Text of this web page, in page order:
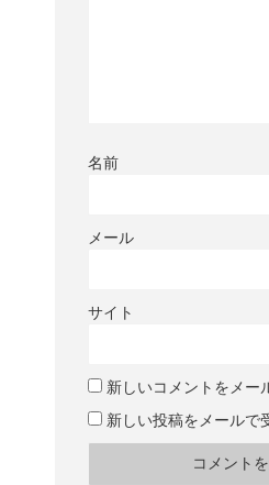
名前
メール
サイト
新しいコメントをメー
新しい投稿をメールで